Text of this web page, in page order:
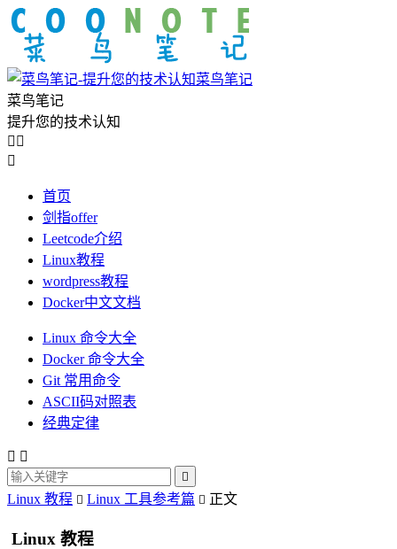
菜鸟笔记
菜鸟笔记
提升您的技术认知
 

首页
剑指offer
Leetcode介绍
Linux教程
wordpress教程
Docker中文文档
Linux 命令大全
Docker 命令大全
Git 常用命令
ASCII码对照表
经典定律
 

Linux 教程  Linux 工具参考篇  正文
Linux 教程